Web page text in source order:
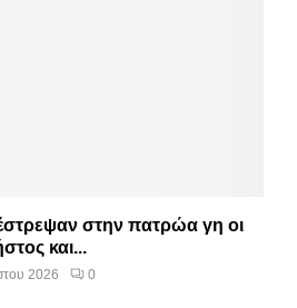
στην πατρώα γη οι
και...
2026 0